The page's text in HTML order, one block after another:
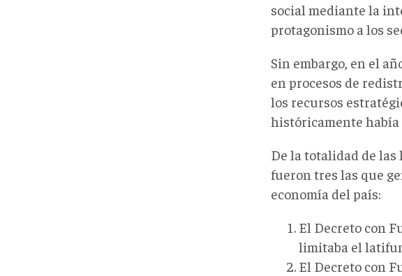
social mediante la
protagonismo a los
Sin embargo, en el
en procesos de
los recursos
históricamente había
De la totalidad de las
fueron tres las que
economía del país:
El Decreto con
limitaba el
El Decreto con